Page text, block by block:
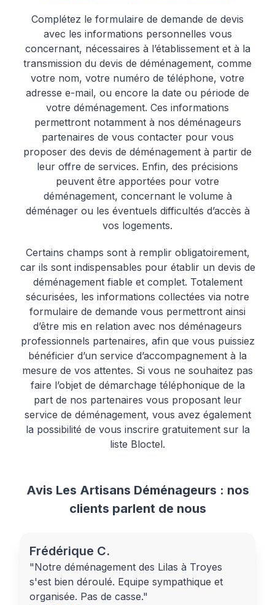
Complétez le formulaire de demande de devis
avec les informations personnelles vous
concernant, nécessaires à l’établissement et à la
transmission du devis de déménagement, comme
votre nom, votre numéro de téléphone, votre
adresse e-mail, ou encore la date ou période de
votre déménagement. Ces informations
permettront notamment à nos déménageurs
partenaires de vous contacter pour vous
proposer des devis de déménagement à partir de
leur offre de services. Enfin, des précisions
peuvent être apportées pour votre
déménagement, concernant le volume à
déménager ou les éventuels difficultés d’accès à
vos logements.
Certains champs sont à remplir obligatoirement,
car ils sont indispensables pour établir un devis de
déménagement fiable et complet. Totalement
sécurisées, les informations collectées via notre
formulaire de demande vous permettront ainsi
d’être mis en relation avec nos déménageurs
professionnels partenaires, afin que vous puissiez
bénéficier d’un service d’accompagnement à la
mesure de vos attentes. Si vous ne souhaitez pas
faire l’objet de démarchage téléphonique de la
part de nos partenaires vous proposant leur
service de déménagement, vous avez également
la possibilité de vous inscrire gratuitement sur la
liste Bloctel.
Avis Les Artisans Déménageurs : nos
clients parlent de nous
Frédérique C.
"Notre déménagement des Lilas à Troyes
s'est bien déroulé. Equipe sympathique et
organisée. Pas de casse."